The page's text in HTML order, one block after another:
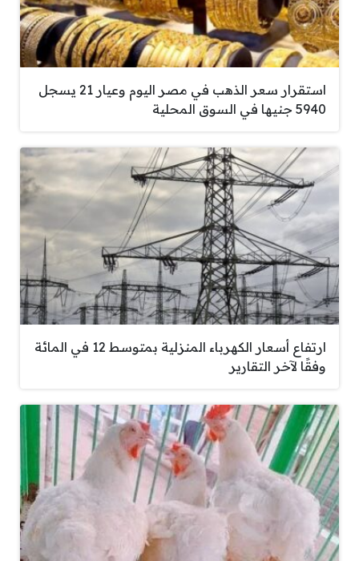
استقرار سعر الذهب في مصر اليوم وعيار 21 يسجل
5940 جنيها في السوق المحلية
ارتفاع أسعار الكهرباء المنزلية بمتوسط 12 في المائة
وفقًا لآخر التقارير